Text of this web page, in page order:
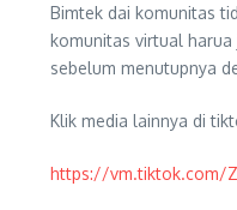
Bimtek dai komunitas
komunitas virtual
sebelum menutupnya
Klik media lainnya di
https://vm.tiktok.com/